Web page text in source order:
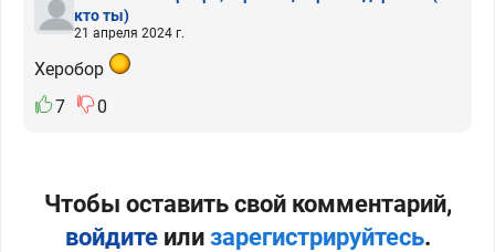
кто ты)
21 апреля 2024 г.
Херобор
7
0
Чтобы оставить свой комментарий,
войдитеили зарегистрируйтесь.